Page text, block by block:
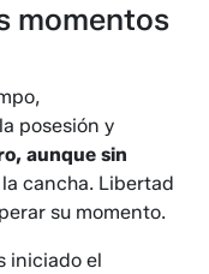
momentos
posesión y
aunque sin
cancha. Libertad
su momento.
iniciado el